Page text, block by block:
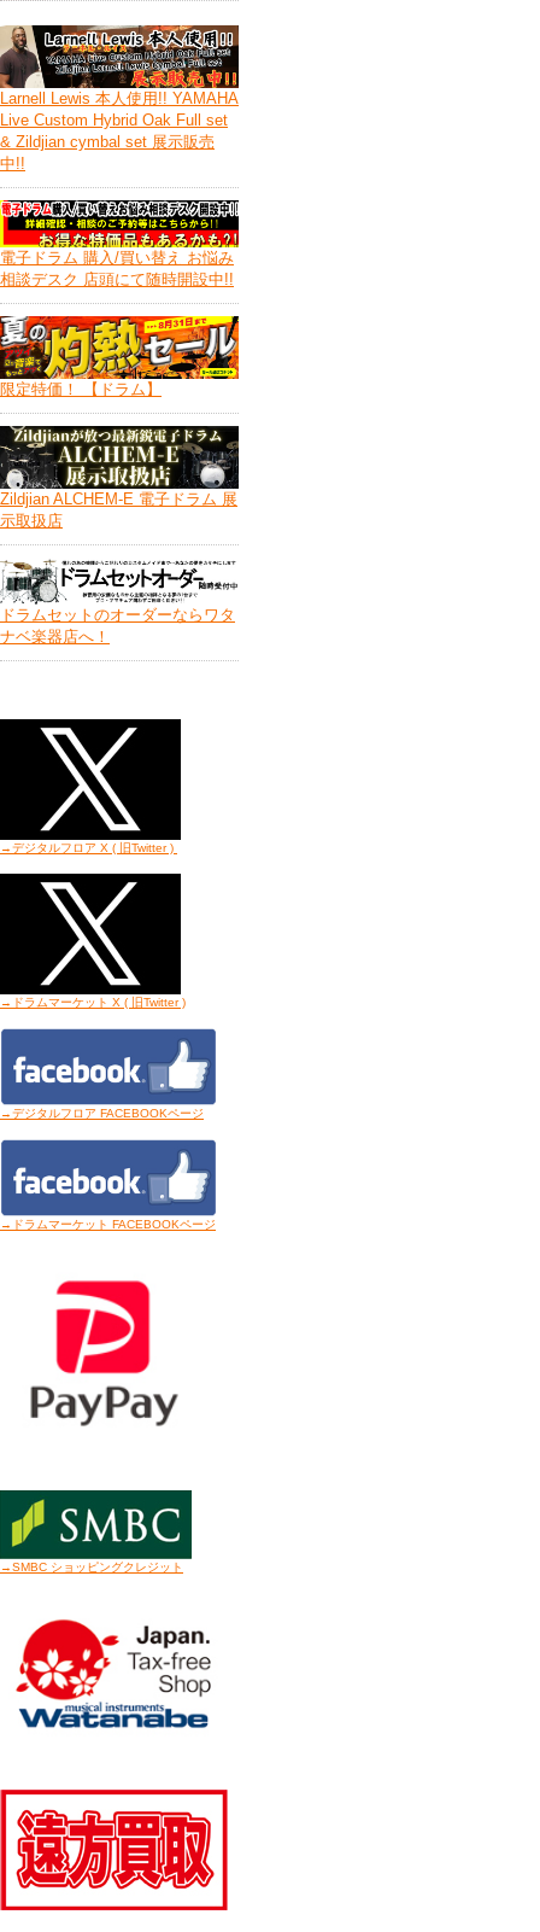
Larnell Lewis 本人使用!! YAMAHA
Live Custom Hybrid Oak Full set
& Zildjian cymbal set 展示販売
中!!
電子ドラム 購入/買い替え お悩み
相談デスク 店頭にて随時開設中!!
限定特価！ 【ドラム】
Zildjian ALCHEM-E 電子ドラム 展
示取扱店
ドラムセットのオーダーならワタ
ナベ楽器店へ！
→デジタルフロア X ( 旧Twitter)
→ドラムマーケット X ( 旧Twitter)
→デジタルフロア FACEBOOKページ
→ドラムマーケット FACEBOOKページ
→SMBC ショッピングクレジット